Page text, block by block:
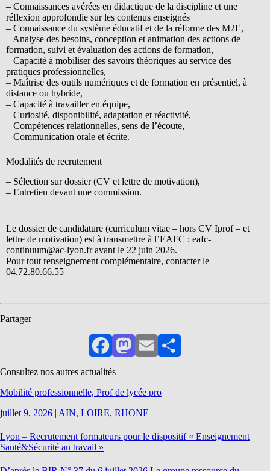
– Connaissances avérées en didactique de la discipline et une
réflexion approfondie sur les contenus enseignés
– Connaissance du système éducatif et de la réforme des M2E,
– Analyse des besoins, conception et animation des actions de
formation, suivi et évaluation des actions de formation,
– Capacité à mobiliser des savoirs théoriques au service des
pratiques professionnelles,
– Maîtrise des outils numériques et de formation en présentiel, à
distance ou hybride,
– Capacité à travailler en équipe,
– Curiosité, disponibilité, adaptation et réactivité,
– Compétences relationnelles, sens de l’écoute,
– Communication orale et écrite.
Modalités de recrutement
– Sélection sur dossier (CV et lettre de motivation),
– Entretien devant une commission.
Le dossier de candidature (curriculum vitae – hors CV Iprof – et
lettre de motivation) est à transmettre à l’EAFC : eafc-
continuum@ac-lyon.fr avant le 22 juin 2026.
Pour tout renseignement complémentaire, contacter le
04.72.80.66.55
Partager
FacebookMastodon
EmailPartager
Consultez nos autres actualités
Mobilité professionnelle, Prof de lycée pro
juillet 9, 2026 | AIN, LOIRE, RHONE
Lyon – Recrutement formateurs pour le dispositif « Enseignement
Santé&Sécurité au travail »